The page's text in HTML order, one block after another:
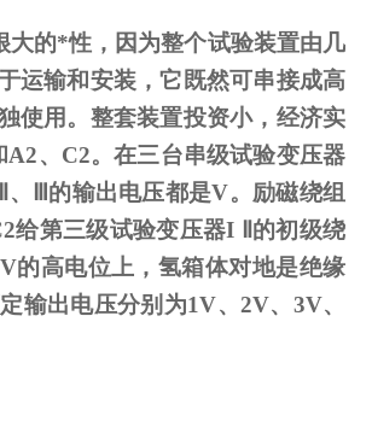
大的*性，因为整个试验装置由几
运输和安装，它既然可串接成高
使用。整套装置投资小，经济实
A2、 C2。在三台串级试验变压器
、 的输出电压都是V。励磁绕组
给第三级试验变压器I Ⅱ的初级绕
的高电位上，氢箱体对地是绝缘
输出电压分别为1V、2V、3V、